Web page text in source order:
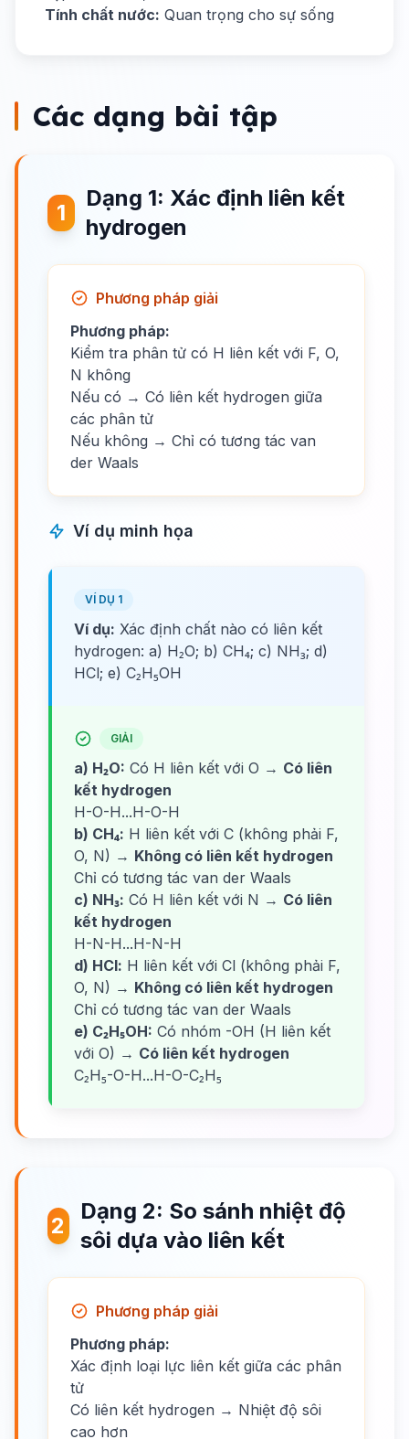
Tính chất nước: Quan trọng cho sự sống
Các dạng bài tập
1
Dạng 1: Xác định liên kết
hydrogen
Phương pháp giải
Phương pháp:
Kiểm tra phân tử có H liên kết với F, O,
N không
Nếu có → Có liên kết hydrogen giữa
các phân tử
Nếu không → Chỉ có tương tác van
der Waals
Ví dụ minh họa
VÍ DỤ 1
Ví dụ: Xác định chất nào có liên kết
hydrogen: a) H₂O; b) CH₄; c) NH₃; d)
HCl; e) C₂H₅OH
GIẢI
a) H₂O: Có H liên kết với O → Có liên
kết hydrogen
H-O-H...H-O-H
b) CH₄: H liên kết với C (không phải F,
O, N) → Không có liên kết hydrogen
Chỉ có tương tác van der Waals
c) NH₃: Có H liên kết với N → Có liên
kết hydrogen
H-N-H...H-N-H
d) HCl: H liên kết với Cl (không phải F,
O, N) → Không có liên kết hydrogen
Chỉ có tương tác van der Waals
e) C₂H₅OH: Có nhóm -OH (H liên kết
với O) → Có liên kết hydrogen
C₂H₅-O-H...H-O-C₂H₅
2
Dạng 2: So sánh nhiệt độ
sôi dựa vào liên kết
Phương pháp giải
Phương pháp:
Xác định loại lực liên kết giữa các phân
tử
Có liên kết hydrogen → Nhiệt độ sôi
cao hơn